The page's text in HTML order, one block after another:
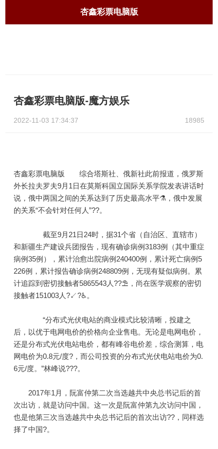
杏鑫彩票电脑版
杏鑫彩票电脑版-魔方娱乐
2022-11-03 17:34:37 18985
杏鑫彩票电脑版 综合塔斯社、俄新社此前报道，俄罗斯
外长拉夫罗夫9月1日在莫斯科国立国际关系学院发表讲话时
说，俄中两国之间的关系达到了历史最高水平⚗，俄中发展
的关系“不会针对任何人”??。
截至9月21日24时，据31个省（自治区、直辖市）
和新疆生产建设兵团报告，现有确诊病例3183例（其中重症
病例35例），累计治愈出院病例240400例，累计死亡病例5
226例，累计报告确诊病例248809例，无现有疑似病例。累
计追踪到密切接触者5865543人??⛱，尚在医学观察的密切
接触者151003人?↙?♿。
“分布式光伏电站的商业模式比较清晰，投建之
后，以优于电网电价的价格向企业售电。无论是电网电价，
还是分布式光伏电站电价，都有峰谷电价差，综合测算，电
网电价为0.8元/度?，而公司投资的分布式光伏电站电价为0.
6元/度。”林峰说???。
2017年1月，阮富仲第二次当选越共中央总书记后的首
次出访，就是访问中国。这一次是阮富仲第九次访问中国，
也是他第三次当选越共中央总书记后的首次出访??，同样选
择了中国?。